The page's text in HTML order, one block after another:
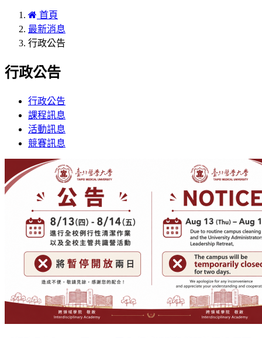
首頁
最新消息
行政公告
行政公告
行政公告
課程訊息
活動訊息
競賽訊息